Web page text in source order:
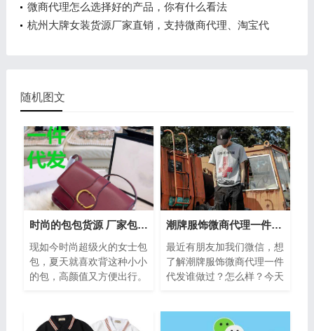
市场
微商代理怎么选择好的产品，你有什么看法
杭州大牌女装货源厂家直销，支持微商代理、淘宝代
随机图文
时尚的包包货源 厂家包包进货必入款
现如今时尚超级火的女士包
包，夏天就喜欢背这种小小
的包，高颜值又方便出行。
包包、科技...
潮牌服饰微商代理一件代发谁做过？怎么样
最近有朋友加我们微信，想
了解潮牌服饰微商代理一件
代发谁做过？怎么样？今天
牌男装，女...